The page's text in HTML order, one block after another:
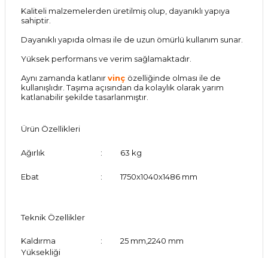
Kaliteli malzemelerden üretilmiş olup, dayanıklı yapıya
sahiptir.
Dayanıklı yapıda olması ile de uzun ömürlü kullanım sunar.
Yüksek performans ve verim sağlamaktadır.
Aynı zamanda katlanırvinç özelliğinde olması ile de
kullanışlıdır. Taşıma açısından da kolaylık olarak yarım
katlanabilir şekilde tasarlanmıştır.
Ürün Özellikleri
Ağırlık : 63 kg
Ebat : 1750x1040x1486 mm
Teknik Özellikler
Kaldırma
Yüksekliği
: 25 mm,2240 mm